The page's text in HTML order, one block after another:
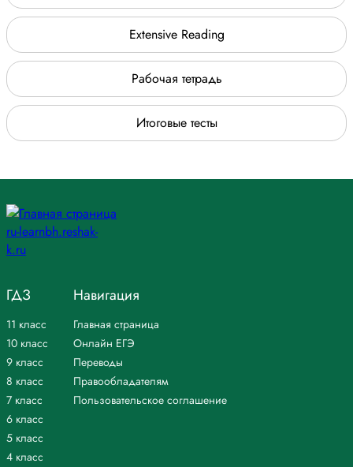
Extensive Reading
Рабочая тетрадь
Итоговые тесты
ГДЗ
11 класс
10 класс
9 класс
8 класс
7 класс
6 класс
5 класс
4 класс
Навигация
Главная страница
Онлайн ЕГЭ
Переводы
Правообладателям
Пользовательское соглашение